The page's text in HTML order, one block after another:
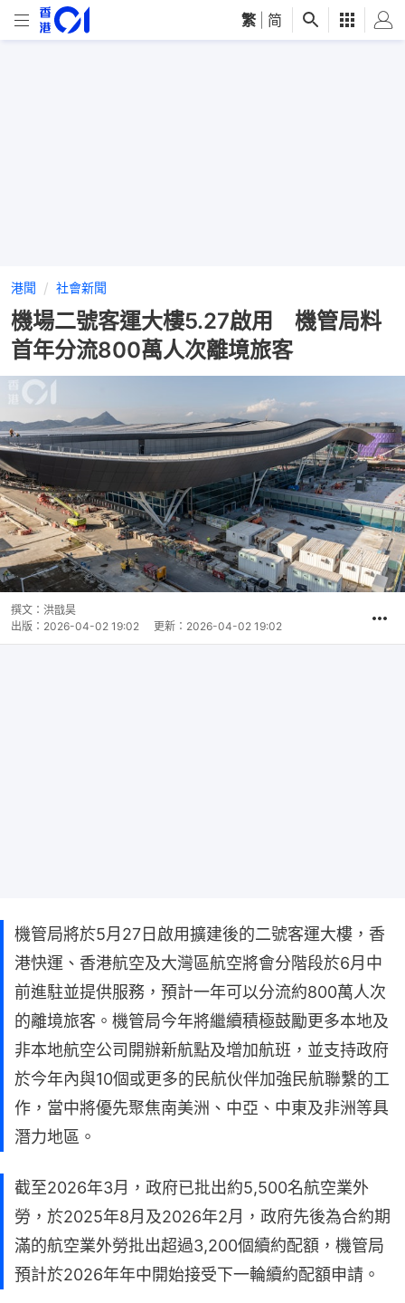
繁 简
港聞 社會新聞
機場二號客運大樓5.27啟用 機管局料
首年分流800萬人次離境旅客
撰文： 洪戩昊
出版： 2026-04-02 19:02 更新： 2026-04-02 19:02
機管局將於5月27日啟用擴建後的二號客運大樓，香
港快運、香港航空及大灣區航空將會分階段於6月中
前進駐並提供服務，預計一年可以分流約800萬人次
的離境旅客。機管局今年將繼續積極鼓勵更多本地及
非本地航空公司開辦新航點及增加航班，並支持政府
於今年內與10個或更多的民航伙伴加強民航聯繫的工
作，當中將優先聚焦南美洲、中亞、中東及非洲等具
潛力地區。
截至2026年3月，政府已批出約5,500名航空業外
勞，於2025年8月及2026年2月，政府先後為合約期
滿的航空業外勞批出超過3,200個續約配額，機管局
預計於2026年年中開始接受下一輪續約配額申請。